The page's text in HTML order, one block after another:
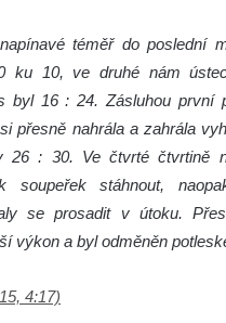
téměř do poslední
ku 10, ve druhé nám
byl 16 : 24. Zásluhou první
přesně nahrála a zahrála
26 : 30. Ve čtvrté čtvrtině
soupeřek stáhnout,
se prosadit v útoku.
výkon a byl odměněn
4:17)